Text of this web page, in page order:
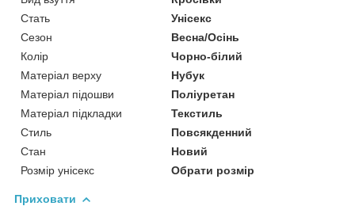
Стать
Унісекс
Сезон
Весна/Осінь
Колір
Чорно-білий
Матеріал верху
Нубук
Матеріал підошви
Поліуретан
Матеріал підкладки
Текстиль
Стиль
Повсякденний
Стан
Новий
Розмір унісекс
Обрати розмір
Приховати